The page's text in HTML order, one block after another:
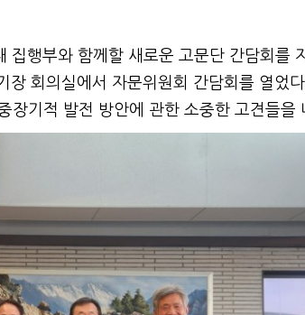
행부와 함께할 새로운 고문단 간담회를
회의실에서 자문위원회 간담회를 열었
기적 발전 방안에 관한 소중한 고견들을